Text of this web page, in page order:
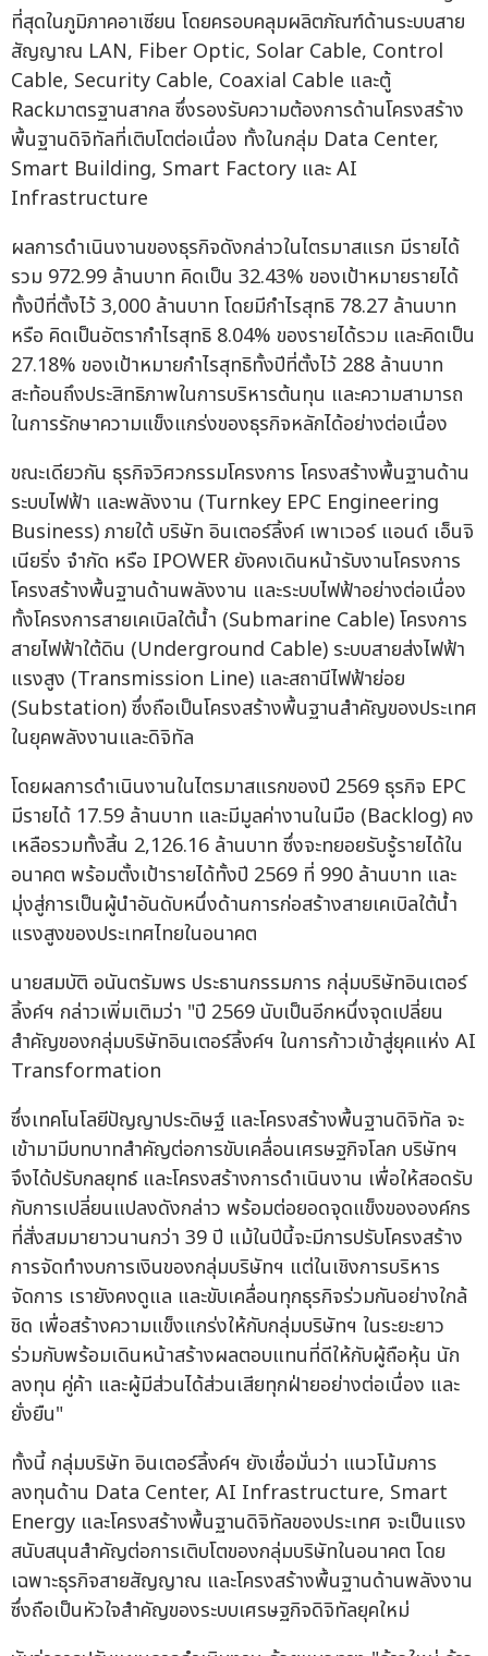
ที่สุดในภูมิภาคอาเซียน โดยครอบคลุมผลิตภัณฑ์ด้านระบบสาย
สัญญาณ LAN, Fiber Optic, Solar Cable, Control
Cable, Security Cable, Coaxial Cable และตู้
Rackมาตรฐานสากล ซึ่งรองรับความต้องการด้านโครงสร้าง
พื้นฐานดิจิทัลที่เติบโตต่อเนื่อง ทั้งในกลุ่ม Data Center,
Smart Building, Smart Factory และ AI
Infrastructure
ผลการดำเนินงานของธุรกิจดังกล่าวในไตรมาสแรก มีรายได้
รวม 972.99 ล้านบาท คิดเป็น 32.43% ของเป้าหมายรายได้
ทั้งปีที่ตั้งไว้ 3,000 ล้านบาท โดยมีกำไรสุทธิ 78.27 ล้านบาท
หรือ คิดเป็นอัตรากำไรสุทธิ 8.04% ของรายได้รวม และคิดเป็น
27.18% ของเป้าหมายกำไรสุทธิทั้งปีที่ตั้งไว้ 288 ล้านบาท
สะท้อนถึงประสิทธิภาพในการบริหารต้นทุน และความสามารถ
ในการรักษาความแข็งแกร่งของธุรกิจหลักได้อย่างต่อเนื่อง
ขณะเดียวกัน ธุรกิจวิศวกรรมโครงการ โครงสร้างพื้นฐานด้าน
ระบบไฟฟ้า และพลังงาน (Turnkey EPC Engineering
Business) ภายใต้ บริษัท อินเตอร์ลิ้งค์ เพาเวอร์ แอนด์ เอ็นจิ
เนียริ่ง จำกัด หรือ IPOWER ยังคงเดินหน้ารับงานโครงการ
โครงสร้างพื้นฐานด้านพลังงาน และระบบไฟฟ้าอย่างต่อเนื่อง
ทั้งโครงการสายเคเบิลใต้น้ำ (Submarine Cable) โครงการ
สายไฟฟ้าใต้ดิน (Underground Cable) ระบบสายส่งไฟฟ้า
แรงสูง (Transmission Line) และสถานีไฟฟ้าย่อย
(Substation) ซึ่งถือเป็นโครงสร้างพื้นฐานสำคัญของประเทศ
ในยุคพลังงานและดิจิทัล
โดยผลการดำเนินงานในไตรมาสแรกของปี 2569 ธุรกิจ EPC
มีรายได้ 17.59 ล้านบาท และมีมูลค่างานในมือ (Backlog) คง
เหลือรวมทั้งสิ้น 2,126.16 ล้านบาท ซึ่งจะทยอยรับรู้รายได้ใน
อนาคต พร้อมตั้งเป้ารายได้ทั้งปี 2569 ที่ 990 ล้านบาท และ
มุ่งสู่การเป็นผู้นำอันดับหนึ่งด้านการก่อสร้างสายเคเบิลใต้น้ำ
แรงสูงของประเทศไทยในอนาคต
นายสมบัติ อนันตรัมพร ประธานกรรมการ กลุ่มบริษัทอินเตอร์
ลิ้งค์ฯ กล่าวเพิ่มเติมว่า "ปี 2569 นับเป็นอีกหนึ่งจุดเปลี่ยน
สำคัญของกลุ่มบริษัทอินเตอร์ลิ้งค์ฯ ในการก้าวเข้าสู่ยุคแห่ง AI
Transformation
ซึ่งเทคโนโลยีปัญญาประดิษฐ์ และโครงสร้างพื้นฐานดิจิทัล จะ
เข้ามามีบทบาทสำคัญต่อการขับเคลื่อนเศรษฐกิจโลก บริษัทฯ
จึงได้ปรับกลยุทธ์ และโครงสร้างการดำเนินงาน เพื่อให้สอดรับ
กับการเปลี่ยนแปลงดังกล่าว พร้อมต่อยอดจุดแข็งขององค์กร
ที่สั่งสมมายาวนานกว่า 39 ปี แม้ในปีนี้จะมีการปรับโครงสร้าง
การจัดทำงบการเงินของกลุ่มบริษัทฯ แต่ในเชิงการบริหาร
จัดการ เรายังคงดูแล และขับเคลื่อนทุกธุรกิจร่วมกันอย่างใกล้
ชิด เพื่อสร้างความแข็งแกร่งให้กับกลุ่มบริษัทฯ ในระยะยาว
ร่วมกับพร้อมเดินหน้าสร้างผลตอบแทนที่ดีให้กับผู้ถือหุ้น นัก
ลงทุน คู่ค้า และผู้มีส่วนได้ส่วนเสียทุกฝ่ายอย่างต่อเนื่อง และ
ยั่งยืน"
ทั้งนี้ กลุ่มบริษัท อินเตอร์ลิ้งค์ฯ ยังเชื่อมั่นว่า แนวโน้มการ
ลงทุนด้าน Data Center, AI Infrastructure, Smart
Energy และโครงสร้างพื้นฐานดิจิทัลของประเทศ จะเป็นแรง
สนับสนุนสำคัญต่อการเติบโตของกลุ่มบริษัทในอนาคต โดย
เฉพาะธุรกิจสายสัญญาณ และโครงสร้างพื้นฐานด้านพลังงาน
ซึ่งถือเป็นหัวใจสำคัญของระบบเศรษฐกิจดิจิทัลยุคใหม่